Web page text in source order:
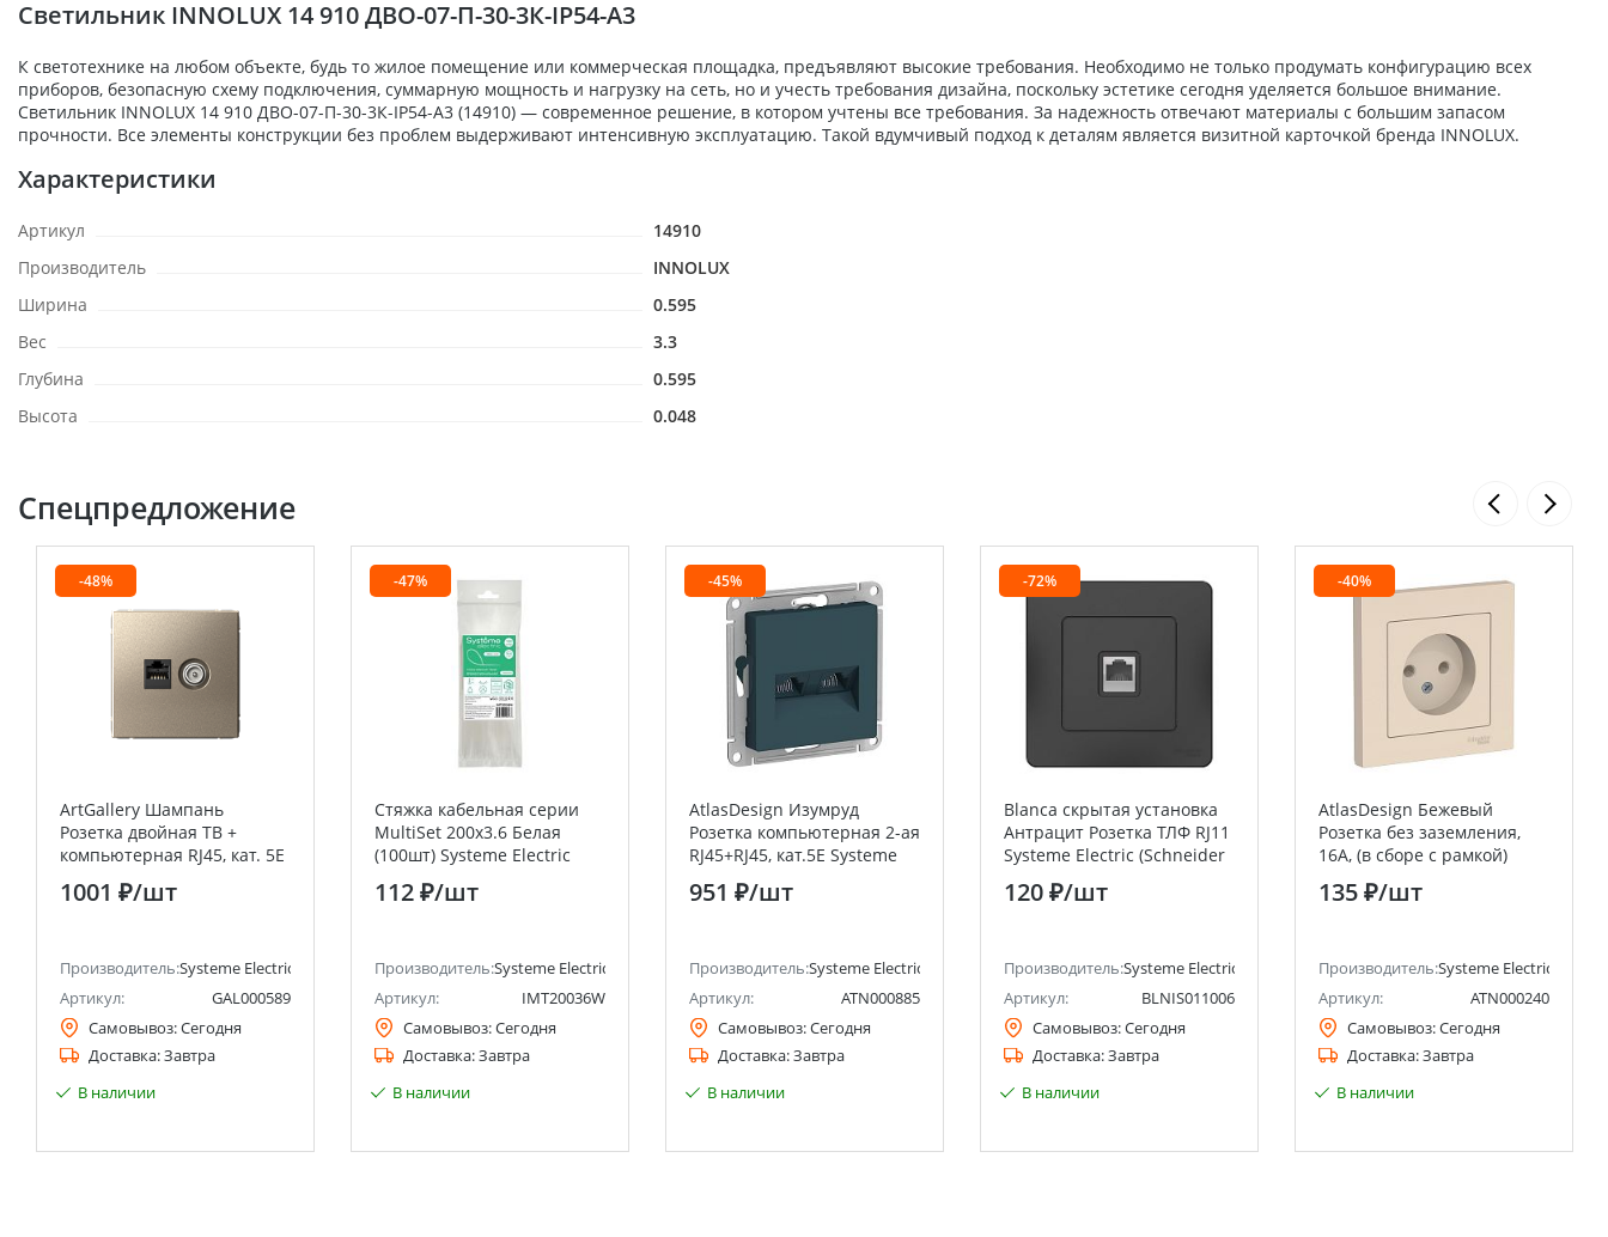
Светильник INNOLUX 14 910 ДВО-07-П-30-3К-IP54-A3
К светотехнике на любом объекте, будь то жилое помещение или коммерческая площадка, предъявляют высокие требования. Необходимо не только продумать конфигурацию всех
приборов, безопасную схему подключения, суммарную мощность и нагрузку на сеть, но и учесть требования дизайна, поскольку эстетике сегодня уделяется большое внимание.
Светильник INNOLUX 14 910 ДВО-07-П-30-3К-IP54-A3 (14910) — современное решение, в котором учтены все требования. За надежность отвечают материалы с большим запасом
прочности. Все элементы конструкции без проблем выдерживают интенсивную эксплуатацию. Такой вдумчивый подход к деталям является визитной карточкой бренда INNOLUX.
Характеристики
Артикул
14910
Производитель
INNOLUX
Ширина
0.595
Вес
3.3
Глубина
0.595
Высота
0.048
Спецпредложение
Schneider Electric)
-48%
ArtGallery Шампань
Розетка двойная ТВ +
компьютерная RJ45, кат. 5Е
Systeme Electric (Schneider
Electric)
1001 ₽/шт
Производитель:Systeme Electric (ранее Schneider Electric)
Артикул:
GAL000589
Самовывоз:Сегодня
Доставка:Завтра
В наличии
-47%
Стяжка кабельная серии
MultiSet 200х3.6 Белая
(100шт) Systeme Electric
(Schneider Electric)
112 ₽/шт
Производитель:Systeme Electric (ранее Schneider Electric)
Артикул:
IMT20036W
Самовывоз:Сегодня
Доставка:Завтра
В наличии
-45%
AtlasDesign Изумруд
Розетка компьютерная 2-ая
RJ45+RJ45, кат.5E Systeme
Electric (Schneider Electric)
951 ₽/шт
Производитель:Systeme Electric (ранее Schneider Electric)
Артикул:
ATN000885
Самовывоз:Сегодня
Доставка:Завтра
В наличии
-72%
Blanca скрытая установка
Антрацит Розетка ТЛФ RJ11
Systeme Electric (Schneider
Electric)
120 ₽/шт
Производитель:Systeme Electric (ранее Schneider Electric)
Артикул:
BLNIS011006
Самовывоз:Сегодня
Доставка:Завтра
В наличии
-40%
AtlasDesign Бежевый
Розетка без заземления,
16А, (в сборе с рамкой)
Systeme Electric (Schneider
Electric)
135 ₽/шт
Производитель:Systeme Electric
Артикул:
ATN000240
Самовывоз:Сегодня
Доставка:Завтра
В наличии